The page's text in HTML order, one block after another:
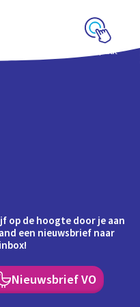
Schoolplaat
op de hoogte door je aan
een nieuwsbrief naar
Nieuwsbrief VO